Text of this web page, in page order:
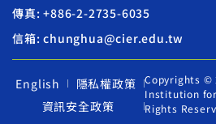
傳真: +886-2-2735-6035
信箱: chunghua@cier.edu.tw
English
隱私權政策
資訊安全政策
Copyrights ©
Institution for
Rights